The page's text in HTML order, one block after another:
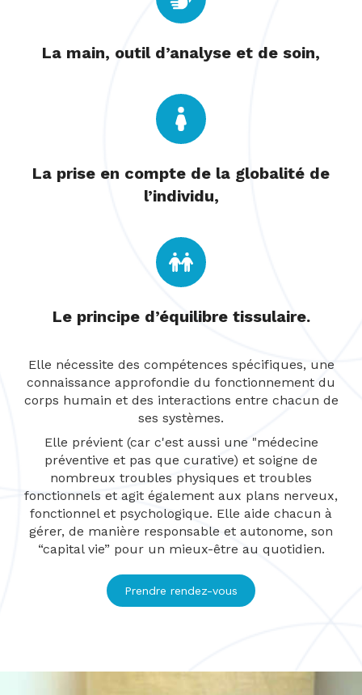
La main, outil d’analyse et de soin,
La prise en compte de la globalité de
l’individu,
Le principe d’équilibre tissulaire.
Elle nécessite des compétences spécifiques, une
connaissance approfondie du fonctionnement du
corps humain et des interactions entre chacun de
ses systèmes.
Elle prévient (car c'est aussi une "médecine
préventive et pas que curative) et soigne de
nombreux troubles physiques et troubles
fonctionnels et agit également aux plans nerveux,
fonctionnel et psychologique. Elle aide chacun à
gérer, de manière responsable et autonome, son
“capital vie” pour un mieux-être au quotidien.
Prendre rendez-vous